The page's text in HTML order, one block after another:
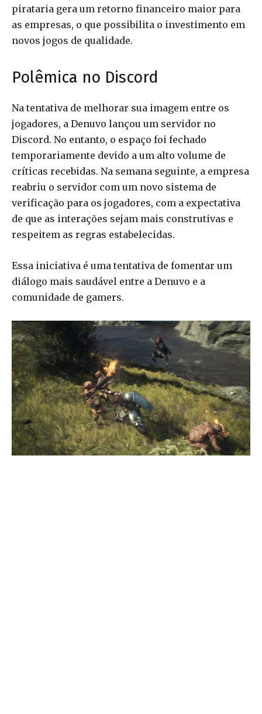
pirataria gera um retorno financeiro maior para
as empresas, o que possibilita o investimento em
novos jogos de qualidade.
Polêmica no Discord
Na tentativa de melhorar sua imagem entre os
jogadores, a Denuvo lançou um servidor no
Discord. No entanto, o espaço foi fechado
temporariamente devido a um alto volume de
críticas recebidas. Na semana seguinte, a empresa
reabriu o servidor com um novo sistema de
verificação para os jogadores, com a expectativa
de que as interações sejam mais construtivas e
respeitem as regras estabelecidas.
Essa iniciativa é uma tentativa de fomentar um
diálogo mais saudável entre a Denuvo e a
comunidade de gamers.